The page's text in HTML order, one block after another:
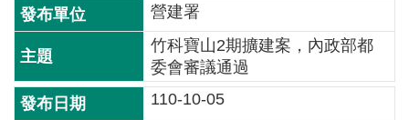
私
權
保
營建署
竹科寶山2期擴建案，內政部都
委會審議通過
110-10-05